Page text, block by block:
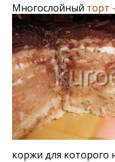
Многослойный торт
коржи для которого